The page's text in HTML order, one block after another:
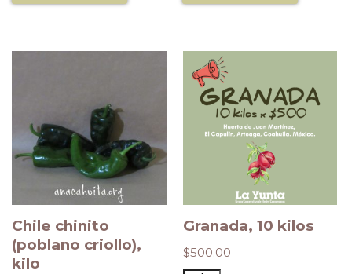
Chile chinito
(poblano criollo),
kilo
Granada, 10 kilos
$500.00